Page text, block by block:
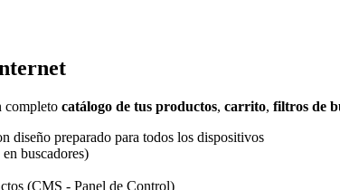
completo catálogo de tus productos, carrito, filtros de
diseño preparado para todos los dispositivos
buscadores)
(CMS - Panel de Control)